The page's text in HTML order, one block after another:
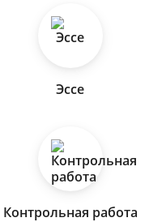
Эссе
Контрольная работа